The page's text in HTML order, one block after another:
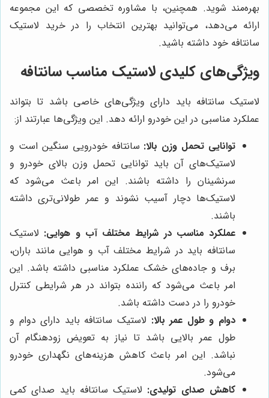
بهره‌مند شوید. همچنین، با مشاوره تخصصی که این مجموعه
ارائه می‌دهد، می‌توانید بهترین انتخاب را در خرید لاستیک
سانتافه خود داشته باشید.
ویژگی‌های کلیدی لاستیک مناسب سانتافه
لاستیک سانتافه باید دارای ویژگی‌های خاصی باشد تا بتواند
عملکرد مناسبی در این خودرو ارائه دهد. این ویژگی‌ها عبارتند از:
توانایی تحمل وزن بالا: سانتافه خودرویی سنگین است و
لاستیک‌های آن باید توانایی تحمل وزن بالای خودرو و
سرنشینان را داشته باشند. این امر باعث می‌شود که
لاستیک‌ها دچار آسیب نشوند و عمر طولانی‌تری داشته
باشند.
عملکرد مناسب در شرایط مختلف آب و هوایی: لاستیک
سانتافه باید در شرایط مختلف آب و هوایی مانند باران،
برف و جاده‌های خشک عملکرد مناسبی داشته باشد. این
امر باعث می‌شود که راننده بتواند در هر شرایطی کنترل
خودرو را در دست داشته باشد.
دوام و طول عمر بالا: لاستیک سانتافه باید دارای دوام و
طول عمر بالایی باشد تا نیاز به تعویض زودهنگام آن
نباشد. این امر باعث کاهش هزینه‌های نگهداری خودرو
می‌شود.
کاهش صدای تولیدی: لاستیک سانتافه باید صدای کمی